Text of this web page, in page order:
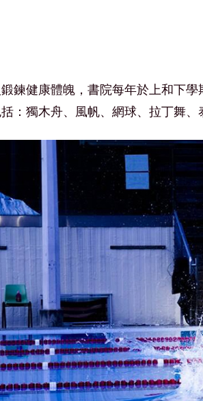
鍊健康體魄，書院每年於上和下
：獨木舟、風帆、網球、拉丁舞、